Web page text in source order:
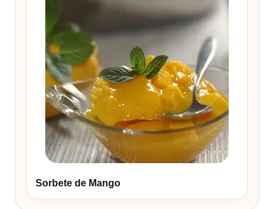
Sorbete de Mango